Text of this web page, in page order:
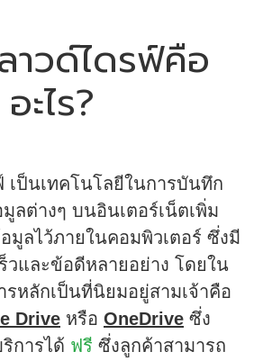
าวด์ไดรฟ์คือ
อะไร?
เป็นเทคโนโลยีในการบันทึก
ลต่างๆ บนอินเตอร์เน็ตเพิ่ม
มูลไว้ภายในคอมพิวเตอร์ ซึ่งมี
วและข้อดีหลายอย่าง โดยใน
หลักเป็นที่นิยมอยู่สามเจ้าคือ
Drive หรือ OneDrive ซึ่ง
การได้ ฟรี ซึ่งลูกค้าสามารถ